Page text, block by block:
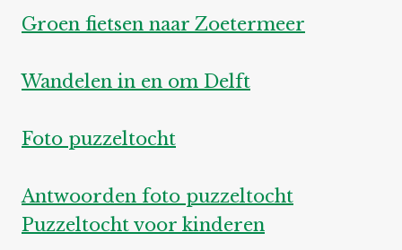
Groen fietsen naar Zoetermeer
Wandelen in en om Delft
Foto puzzeltocht
Antwoorden foto puzzeltocht
Puzzeltocht voor kinderen